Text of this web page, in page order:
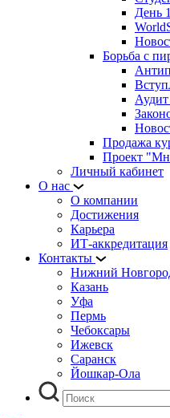
День
Борьба с
Продажа
Проект
Личный кабинет
О нас
О компании
Достижения
Карьера
ИТ-аккредитация
Контакты
Нижний
Казань
Уфа
Пермь
Чебоксары
Ижевск
Саранск
Йошкар-Ола